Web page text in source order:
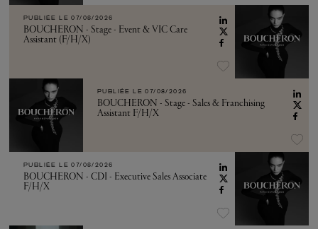
PUBLIÉE LE 07/08/2026
BOUCHERON - Stage - Event & VIC Care
Assistant (F/H/X)
PUBLIÉE LE 07/08/2026
BOUCHERON - Stage - Sales & Franchising
Assistant F/H/X
PUBLIÉE LE 07/08/2026
BOUCHERON - CDI - Executive Sales Associate
F/H/X